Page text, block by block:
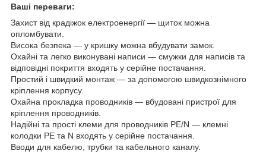
Ваші переваги:
Захист від крадіжок електроенергії — щиток можна
опломбувати.
Висока безпека — у кришку можна вбудувати замок.
Охайні та легко виконувані написи — смужки для написів та
відповідні покриття входять у серійне постачання.
Простий і швидкий монтаж — за допомогою швидкознімного
кріплення корпусу.
Охайна прокладка проводників — вбудовані пристрої для
кріплення проводників.
Надійні та прості клеми для проводників PE/N — клемні
колодки PE та N входять у серійне постачання.
Вводи для кабелю, трубки та кабельного каналу.